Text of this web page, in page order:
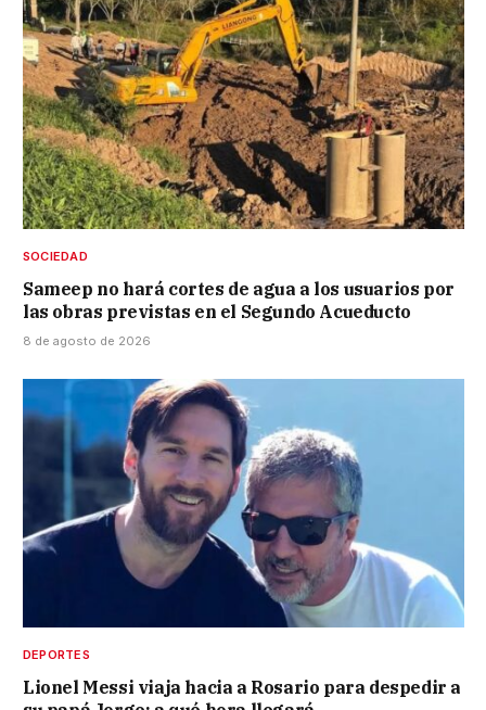
SOCIEDAD
Sameep no hará cortes de agua a los usuarios por
las obras previstas en el Segundo Acueducto
8 de agosto de 2026
DEPORTES
Lionel Messi viaja hacia a Rosario para despedir a